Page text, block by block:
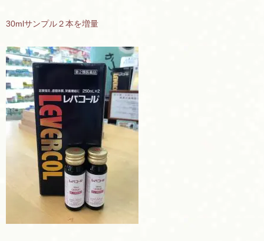
30mlサンプル２本を増量